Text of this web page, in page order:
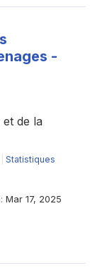
-
de la
Statistiques
Mar 17, 2025